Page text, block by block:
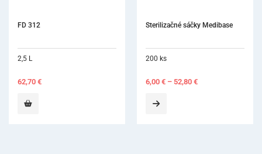
Sterilizačné sáčky Medibase
200 ks
6,00 € – 52,80 €